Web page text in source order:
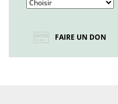
FAIRE UN DON